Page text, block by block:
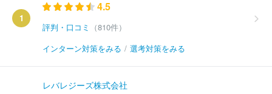
1
4.5
評判・口コミ
（810件）
インターン対策をみる / 選考対策をみる
レバレジーズ株式会社